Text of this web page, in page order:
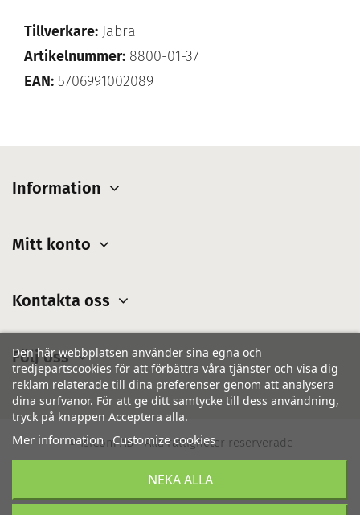
Tillverkare: Jabra
Artikelnummer: 8800-01-37
EAN: 5706991002089
Information
Mitt konto
Kontakta oss
Den här webbplatsen använder sina egna och
tredjepartscookies för att förbättra våra tjänster och visa dig
reklam relaterade till dina preferenser genom att analysera
dina surfvanor. För att ge ditt samtycke till dess användning,
tryck på knappen Acceptera alla.
Mer information Customize cookies
NEKA ALLA
Följ oss
© IsiCom AB - Alla rättigheter reserverade